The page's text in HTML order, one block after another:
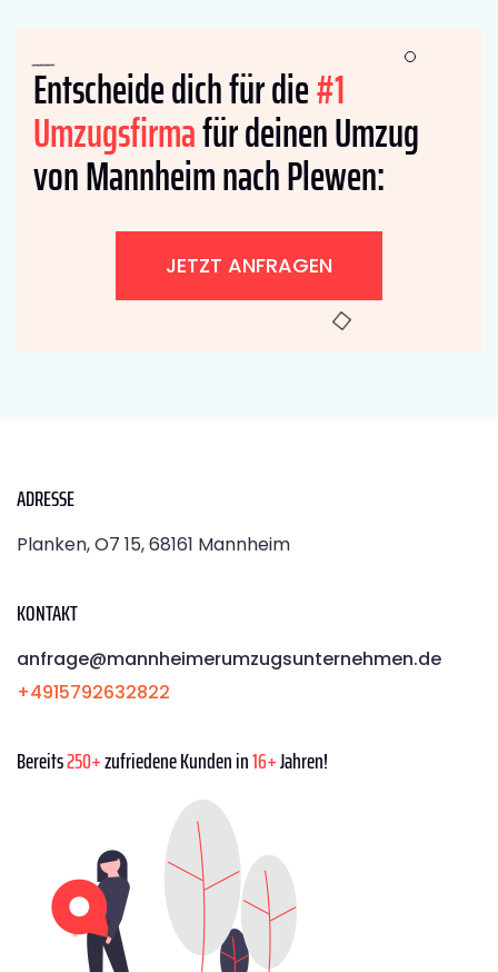
Entscheide dich für die#1
Umzugsfirmafür deinen Umzug
von Mannheim nach Plewen:
JETZT ANFRAGEN
ADRESSE
Planken, O7 15, 68161 Mannheim
KONTAKT
anfrage@mannheimerumzugsunternehmen.de
+4915792632822
Bereits250+zufriedene Kunden in16+Jahren!